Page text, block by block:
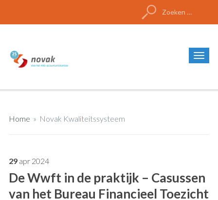
Zoeken
naar:
Home » Novak Kwaliteitssysteem
29 apr 2024
De Wwft in de praktijk – Casussen
van het Bureau Financieel Toezicht